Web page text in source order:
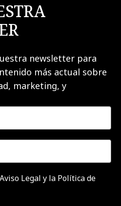
newsletter para
más actual sobre
marketing, y
Aviso Legal y la Política de